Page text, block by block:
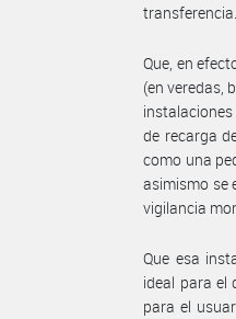
transferencia.
Que, en
(en veredas,
de recarga
como una
asimismo se
vigilancia
Que esa
ideal para el
para el